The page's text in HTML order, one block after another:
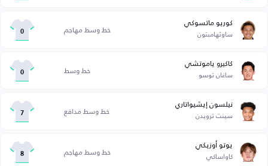
كوريو ماتسوكي
ساوثهامبتون خط وسط مهاجم 0
كاكيرو ياموتشي
ساغان توسو خط وسط 0
نيلسون إيشيواتاري
سينت ترويدن خط وسط مدافع 7
يوتو أوزيكي
كاواساكي خط وسط مهاجم 8